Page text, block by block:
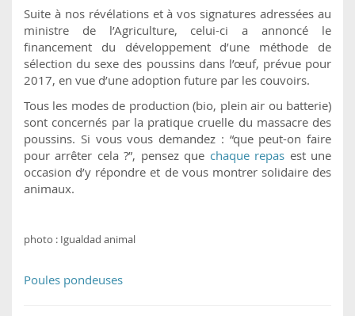
Suite à nos révélations et à vos signatures adressées au
ministre de l’Agriculture, celui-ci a annoncé le
financement du développement d’une méthode de
sélection du sexe des poussins dans l’œuf, prévue pour
2017, en vue d’une adoption future par les couvoirs.
Tous les modes de production (bio, plein air ou batterie)
sont concernés par la pratique cruelle du massacre des
poussins. Si vous vous demandez : “que peut-on faire
pour arrêter cela ?”, pensez que chaque repas est une
occasion d’y répondre et de vous montrer solidaire des
animaux.
photo : Igualdad animal
Poules pondeuses